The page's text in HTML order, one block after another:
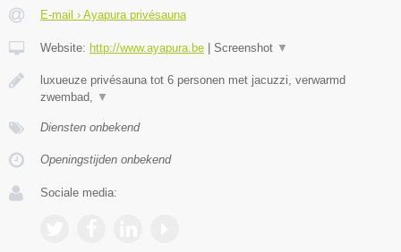
E-mail › Ayapura privésauna
Website: http://www.ayapura.be Screenshot ▼
luxueuze privésauna tot 6 personen met jacuzzi, verwarmd
zwembad, ▼
Diensten onbekend
Openingstijden onbekend
Sociale media: